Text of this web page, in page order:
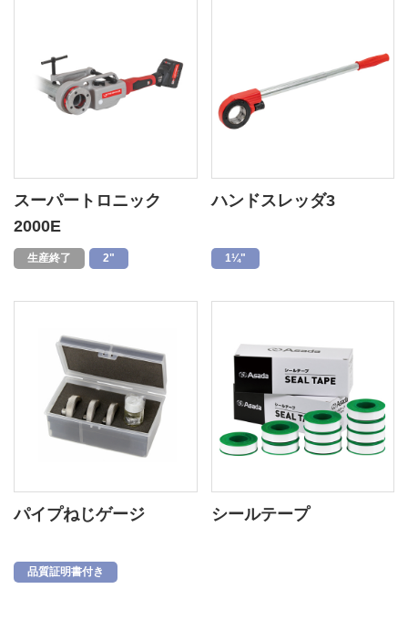
スーパートロニック
2000E
生産終了 2"
ハンドスレッダ3
1¼"
パイプねじゲージ
品質証明書付き
シールテープ